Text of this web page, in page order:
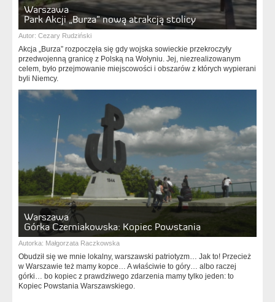
Warszawa
Park Akcji „Burza” nową atrakcją stolicy
Autor: Cezary Rudziński
Akcja „Burza” rozpoczęła się gdy wojska sowieckie przekroczyły
przedwojenną granicę z Polską na Wołyniu. Jej, niezrealizowanym
celem, było przejmowanie miejscowości i obszarów z których wypierani
byli Niemcy.
Warszawa
Górka Czerniakowska: Kopiec Powstania
Autorka: Małgorzata Raczkowska
Obudził się we mnie lokalny, warszawski patriotyzm… Jak to! Przecież
w Warszawie też mamy kopce… A właściwie to góry… albo raczej
górki… bo kopiec z prawdziwego zdarzenia mamy tylko jeden: to
Kopiec Powstania Warszawskiego.